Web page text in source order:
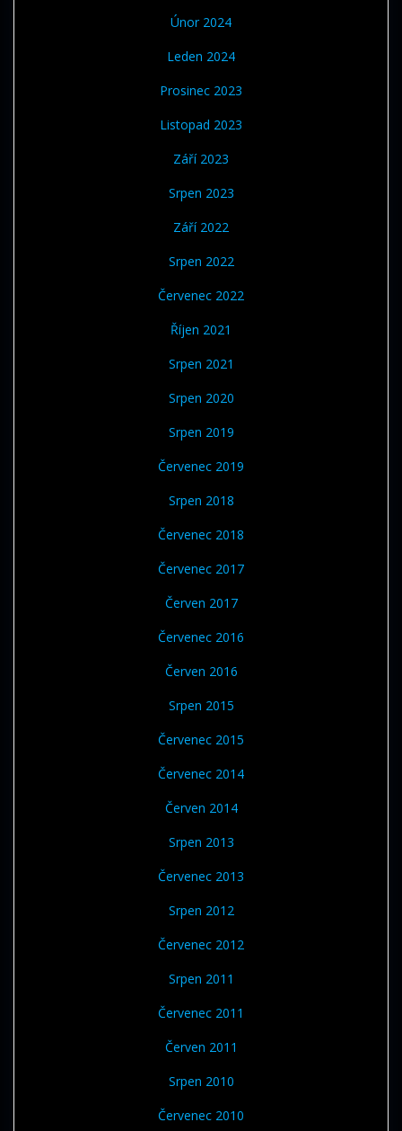
Únor 2024
Leden 2024
Prosinec 2023
Listopad 2023
Září 2023
Srpen 2023
Září 2022
Srpen 2022
Červenec 2022
Říjen 2021
Srpen 2021
Srpen 2020
Srpen 2019
Červenec 2019
Srpen 2018
Červenec 2018
Červenec 2017
Červen 2017
Červenec 2016
Červen 2016
Srpen 2015
Červenec 2015
Červenec 2014
Červen 2014
Srpen 2013
Červenec 2013
Srpen 2012
Červenec 2012
Srpen 2011
Červenec 2011
Červen 2011
Srpen 2010
Červenec 2010